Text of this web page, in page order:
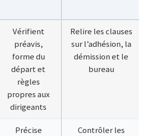
Vérifient
préavis,
forme du
départ et
règles
propres aux
dirigeants
Relire les clauses
sur l’adhésion, la
démission et le
bureau
Précise
Contrôler les